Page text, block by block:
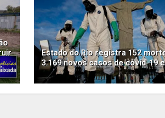
Estado do Rio registra 152
3.169 novos casos de covid-19